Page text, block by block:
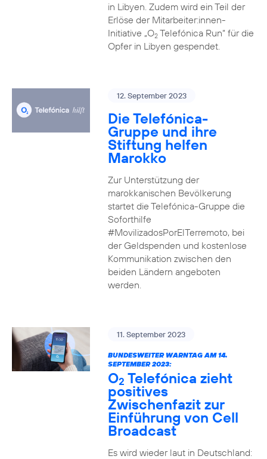
in Libyen. Zudem wird ein Teil der
Erlöse der Mitarbeiter:innen-
Initiative „O2Telefónica Run“ für die
Opfer in Libyen gespendet.
12. September 2023
Die Telefónica-
Gruppe und ihre
Stiftung helfen
Marokko
Zur Unterstützung der
marokkanischen Bevölkerung
startet die Telefónica-Gruppe die
Soforthilfe
#MovilizadosPorElTerremoto, bei
der Geldspenden und kostenlose
Kommunikation zwischen den
beiden Ländern angeboten
werden.
11. September 2023
BUNDESWEITER WARNTAG AM 14.
SEPTEMBER 2023:
O2 Telefónica zieht
positives
Zwischenfazit zur
Einführung von Cell
Broadcast
Es wird wieder laut in Deutschland: